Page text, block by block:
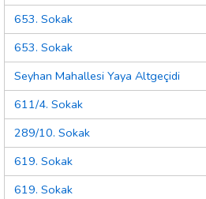
653. Sokak
653. Sokak
Seyhan Mahallesi Yaya Altgeçidi
611/4. Sokak
289/10. Sokak
619. Sokak
619. Sokak